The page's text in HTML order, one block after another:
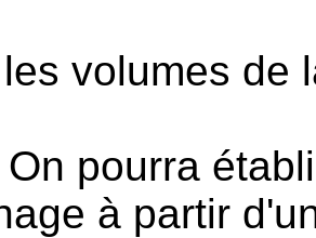
volumes de
On pourra
à partir